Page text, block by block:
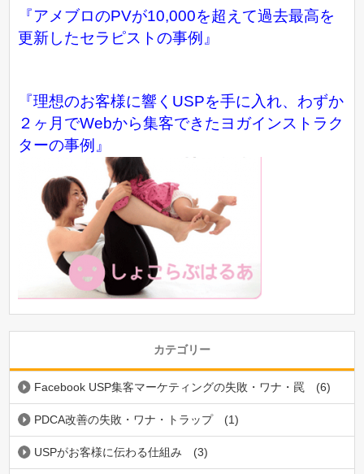
『アメブロのPVが10,000を超えて過去最高を
更新したセラピストの事例』
『理想のお客様に響くUSPを手に入れ、わずか
２ヶ月でWebから集客できたヨガインストラク
ターの事例』
カテゴリー
Facebook USP集客マーケティングの失敗・ワナ・罠 (6)
PDCA改善の失敗・ワナ・トラップ (1)
USPがお客様に伝わる仕組み (3)